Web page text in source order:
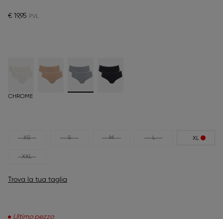
€ 19,95
CHROME
XS S M L XL
XXL
Trova la tua taglia
Ultimo pezzo